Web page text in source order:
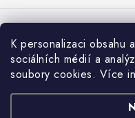
K personalizaci obsahu
sociálních médií a
soubory cookies. Více
íVelkoobchod
Reklamace a vrácení zboží
Podmínky ochrany osobních
Kombucha – osvěžující
Konjak: Rostlina, která dala
rozměr
19.6.2026
Nákupní košík
0